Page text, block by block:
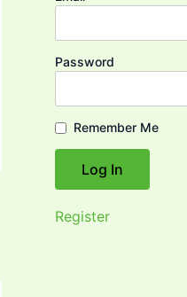
Password
Remember Me
Register